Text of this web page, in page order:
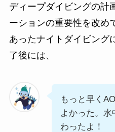
ディープダイビングの計
ーションの重要性を改め
あったナイトダイビング
了後には、
もっと早く
よかった。
わったよ！